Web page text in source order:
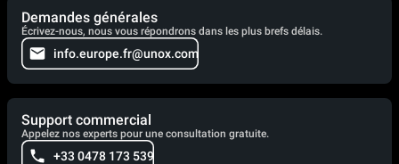
Demandes générales
Écrivez-nous, nous vous répondrons dans les plus brefs délais.
info.europe.fr@unox.com
Support commercial
Appelez nos experts pour une consultation gratuite.
+33 0478 173 539